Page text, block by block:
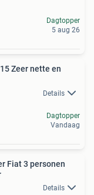
Dagtopper
5 aug 26
en
Details
Dagtopper
Vandaag
Fiat 3 personen
Details